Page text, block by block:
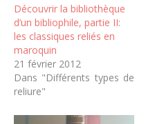
Découvrir la bibliothèque
d’un bibliophile, partie II:
les classiques reliés en
maroquin
21 février 2012
Dans "Différents types de
reliure"